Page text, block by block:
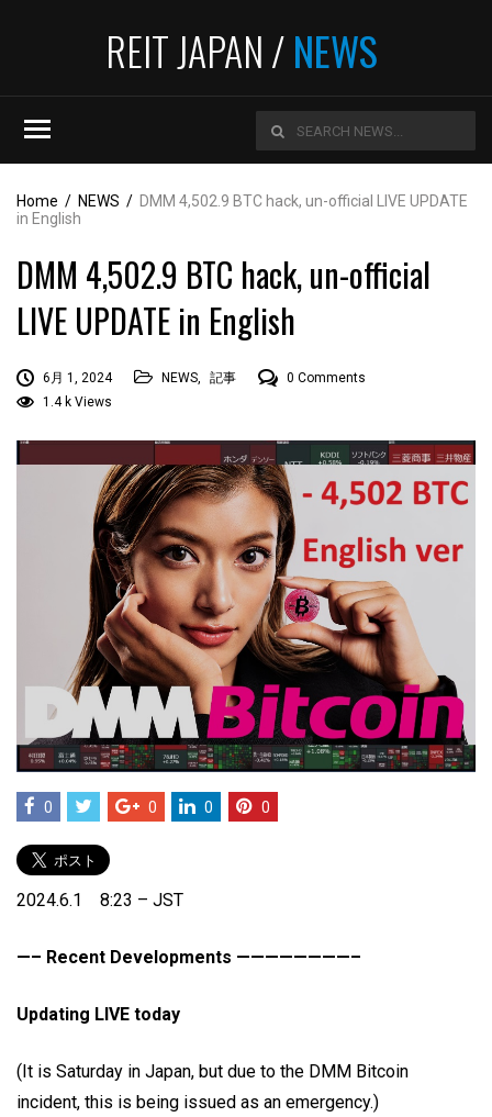
REIT JAPAN /NEWS
Home / NEWS / DMM 4,502.9 BTC hack, un-official LIVE UPDATE
in English
DMM 4,502.9 BTC hack, un-official
LIVE UPDATE in English
6月 1, 2024 NEWS, 記事
0 Comments
1.4 k Views
0 0 0 0
2024.6.1 8:23 – JST
—– Recent Developments ————————–
Updating LIVE today
(It is Saturday in Japan, but due to the DMM Bitcoin
incident, this is being issued as an emergency.)